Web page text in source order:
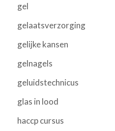
gel
gelaatsverzorging
gelijke kansen
gelnagels
geluidstechnicus
glas in lood
haccp cursus